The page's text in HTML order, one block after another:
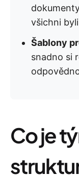
všichni
Šablony
snadno si
Co je